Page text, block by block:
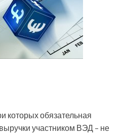
которых обязательная
участником ВЭД – не